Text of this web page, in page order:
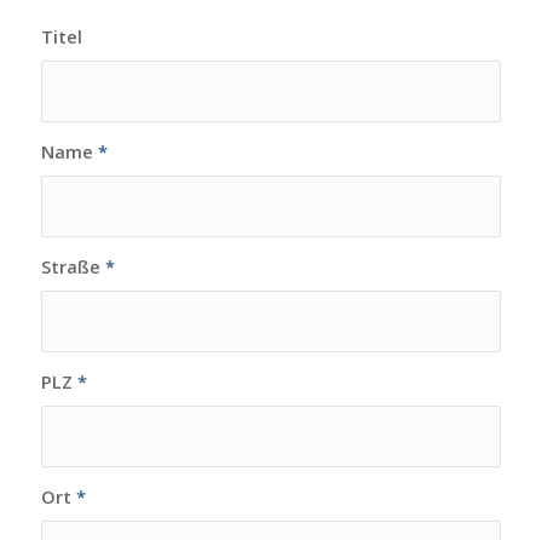
Titel
Name *
Straße *
PLZ *
Ort *